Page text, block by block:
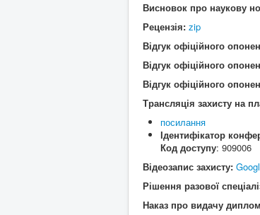
Висновок про наукову
Рецензія: zip
Відгук офіційного
Відгук офіційного
Відгук офіційного
Трансляція захисту на
посилання
Ідентифікатор
Код доступу: 909006
Відеозапис захисту:
Рішення разової
Наказ про видачу